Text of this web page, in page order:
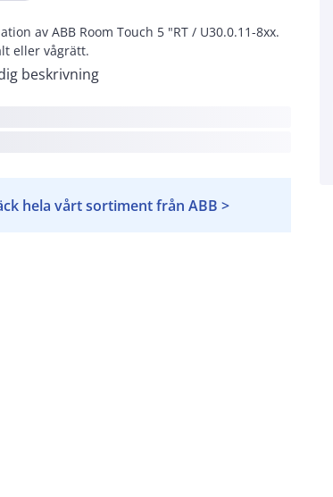
av ABB Room Touch 5 "RT / U30.0.11-8xx.
eller vågrätt.
beskrivning
hela vårt sortiment från ABB >